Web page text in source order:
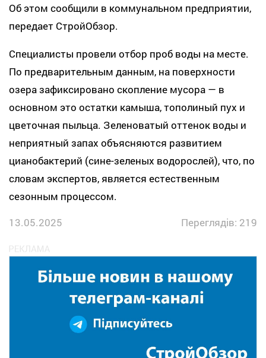
Об этом сообщили в коммунальном предприятии,
передает СтройОбзор.
Специалисты провели отбор проб воды на месте.
По предварительным данным, на поверхности
озера зафиксировано скопление мусора — в
основном это остатки камыша, тополиный пух и
цветочная пыльца. Зеленоватый оттенок воды и
неприятный запах объясняются развитием
цианобактерий (сине-зеленых водорослей), что, по
словам экспертов, является естественным
сезонным процессом.
13.05.2025
Переглядів: 219